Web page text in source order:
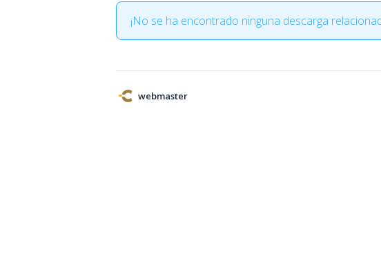
¡No se ha encontrado ninguna descarga
webmaster